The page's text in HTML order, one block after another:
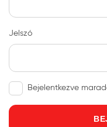
Jelszó
Bejelentkezve